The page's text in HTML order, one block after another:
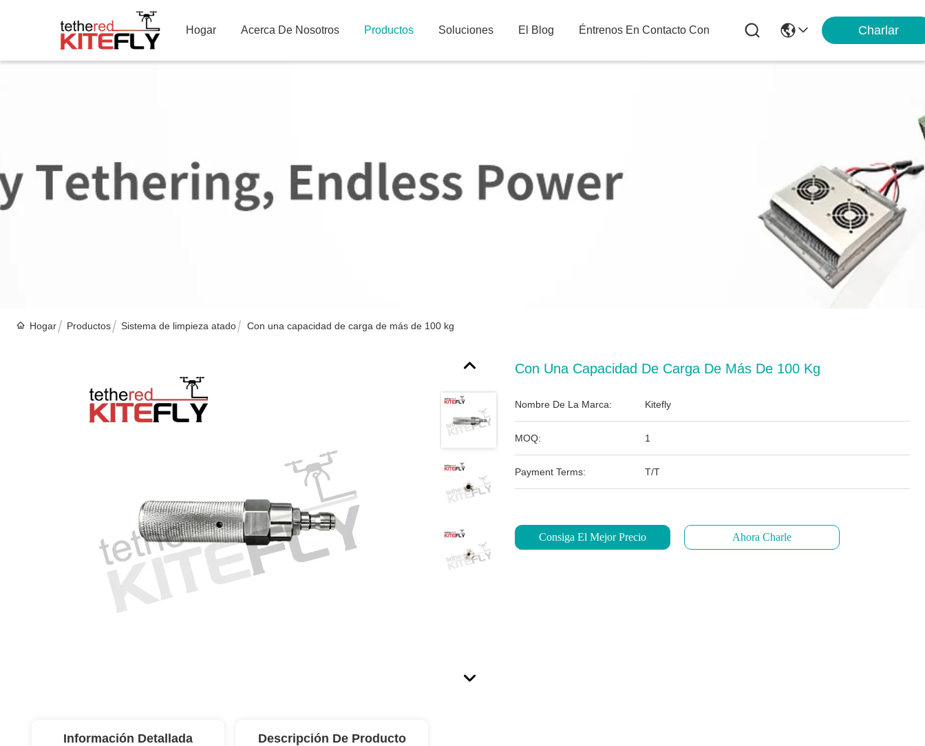
Hogar Acerca De Nosotros Productos Soluciones El Blog Éntrenos En Contacto Con Charlar
Hogar Productos Sistema de limpieza atado Con una capacidad de carga de más de 100 kg
Con Una Capacidad De Carga De Más De 100 Kg
Nombre De La Marca: Kitefly
MOQ: 1
Payment Terms: T/T
Consiga El Mejor Precio Ahora Charle
Información Detallada Descripción De Producto